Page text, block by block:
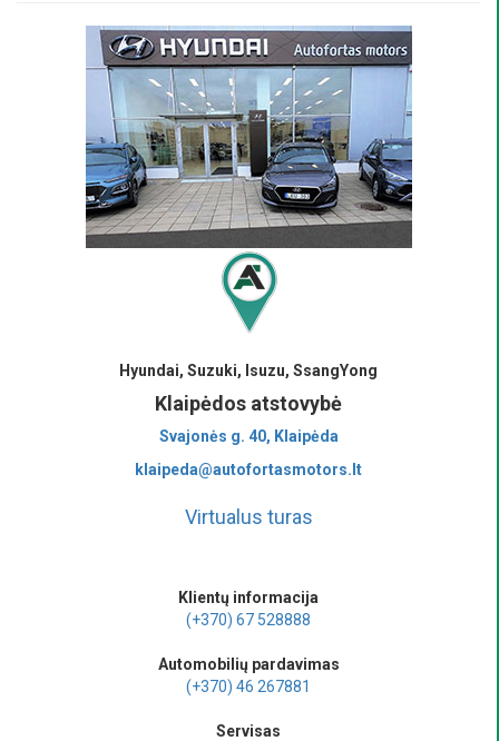
Hyundai, Suzuki, Isuzu, SsangYong
Klaipėdos atstovybė
Svajonės g. 40, Klaipėda
klaipeda@autofortasmotors.lt
Virtualus turas
Klientų informacija
(+370) 67 528888
Automobilių pardavimas
(+370) 46 267881
Servisas